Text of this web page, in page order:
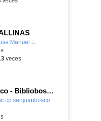
Manuel L.
veces
RadioBosco - Bibliobosco 1x11- Que hacen las niñas Que hacen los niños
cp sanjuanbosco